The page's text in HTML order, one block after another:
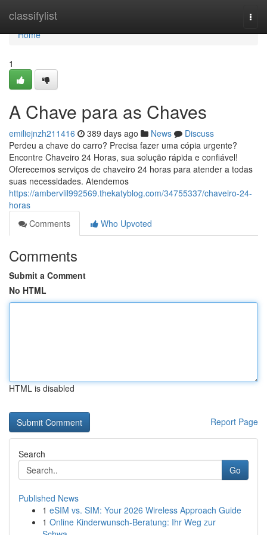
classifylist
Home
Home
1
A Chave para as Chaves
emiliejnzh211416 389 days ago News
Discuss
Perdeu a chave do carro? Precisa fazer uma cópia urgente?
Encontre Chaveiro 24 Horas, sua solução rápida e confiável!
Oferecemos serviços de chaveiro 24 horas para atender a todas
suas necessidades. Atendemos
https://ambervlil992569.thekatyblog.com/34755337/chaveiro-24-
horas
Comments
Who Upvoted
Comments
Submit a Comment
No HTML
HTML is disabled
Report Page
Search
Go
Published News
1 eSIM vs. SIM: Your 2026 Wireless Approach Guide
1 Online Kinderwunsch-Beratung: Ihr Weg zur